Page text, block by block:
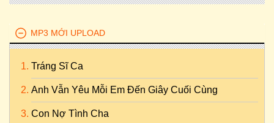
MP3 MỚI UPLOAD
Tráng Sĩ Ca
Anh Vẫn Yêu Mỗi Em Đến Giây Cuối Cùng
Con Nợ Tình Cha